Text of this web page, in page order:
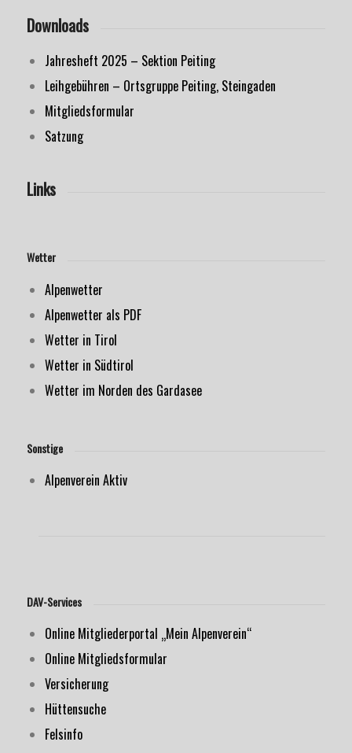
Downloads
Jahresheft 2025 – Sektion Peiting
Leihgebühren – Ortsgruppe Peiting, Steingaden
Mitgliedsformular
Satzung
Links
Wetter
Alpenwetter
Alpenwetter als PDF
Wetter in Tirol
Wetter in Südtirol
Wetter im Norden des Gardasee
Sonstige
Alpenverein Aktiv
DAV-Services
Online Mitgliederportal „Mein Alpenverein“
Online Mitgliedsformular
Versicherung
Hüttensuche
Felsinfo